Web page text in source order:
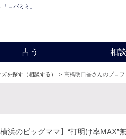
ロバミミ」
占う 相
を探す（相談する） > 高橋明日香さんのプロ
横浜のビッグママ】“打明け率